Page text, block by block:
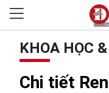
KHOA HỌC
Chi tiết